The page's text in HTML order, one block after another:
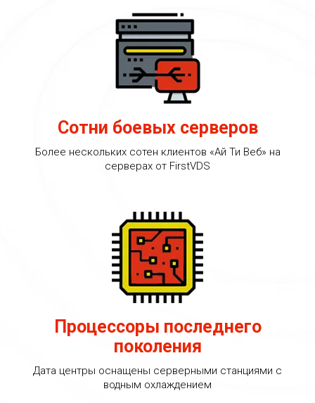
Сотни боевых серверов
Более нескольких сотен клиентов «Ай Ти Веб» на
серверах от FirstVDS
Процессоры последнего
поколения
Дата центры оснащены серверными станциями с
водным охлаждением